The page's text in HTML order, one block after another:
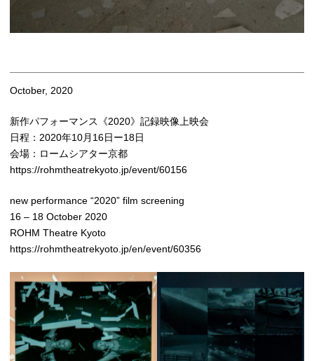
October, 2020
新作パフォーマンス《2020》記録映像上映会
日程：2020年10月16日ー18日
会場：ロームシアター京都
https://rohmtheatrekyoto.jp/event/60156
new performance “2020” film screening
16 – 18 October 2020
ROHM Theatre Kyoto
https://rohmtheatrekyoto.jp/en/event/60356